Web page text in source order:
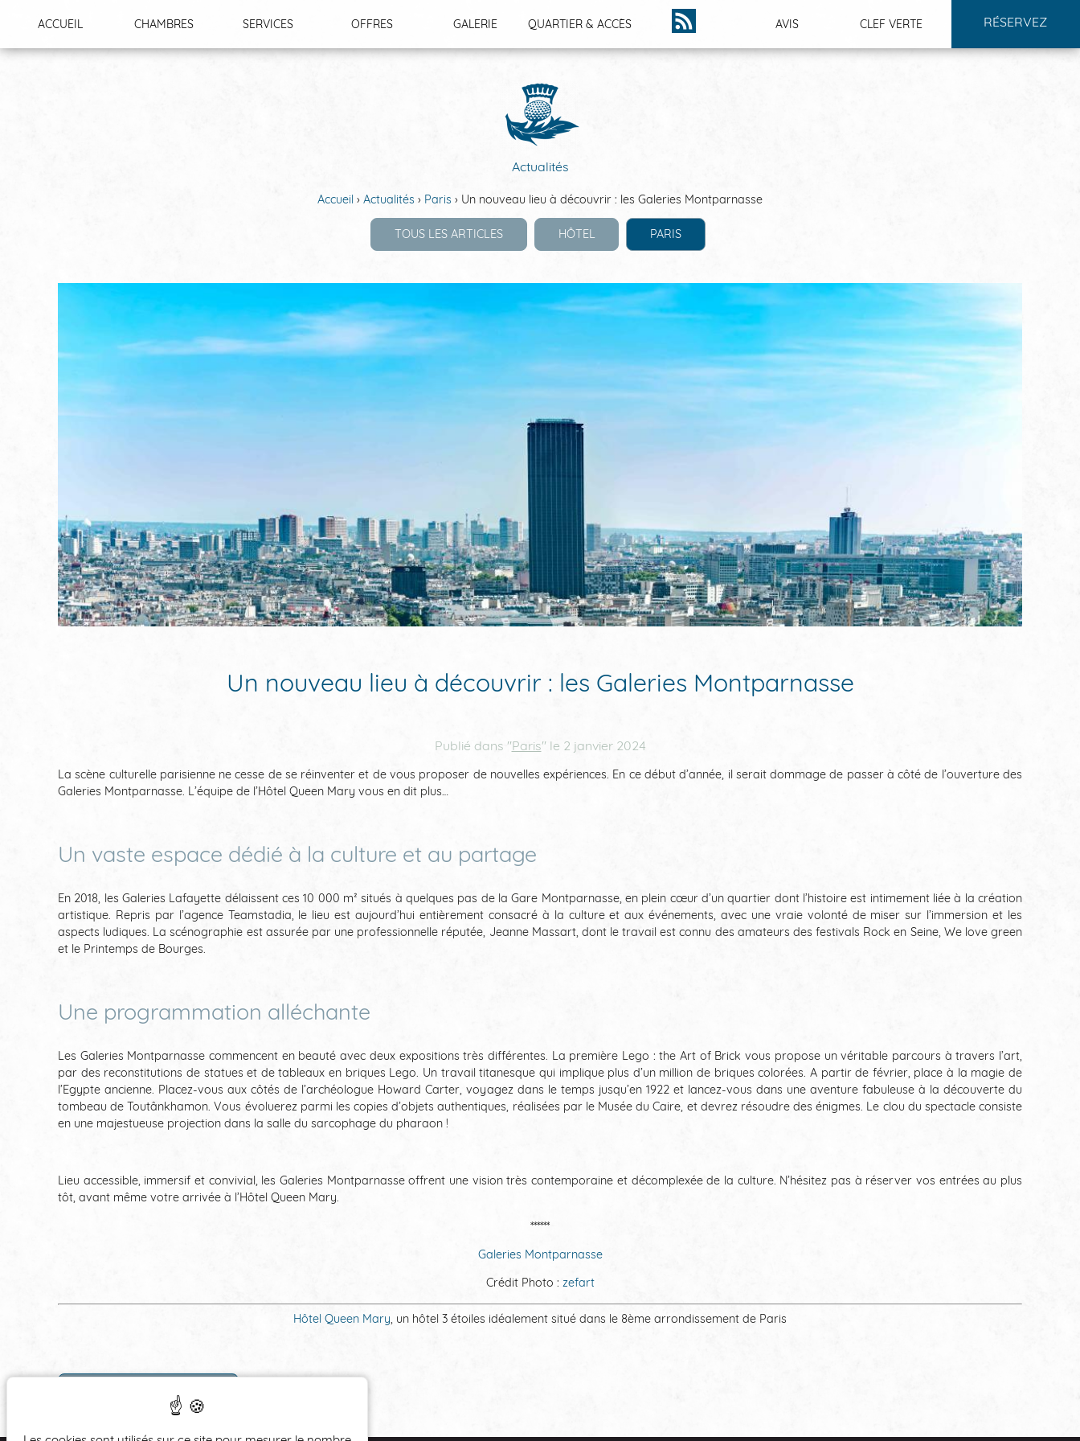
ACCUEIL CHAMBRES SERVICES OFFRES GALERIE QUARTIER & ACCÈS AVIS CLEF VERTE RÉSERVEZ
Actualités
Accueil Actualités Paris Un nouveau lieu à découvrir : les Galeries Montparnasse
TOUS LES ARTICLES HÔTEL PARIS
Un nouveau lieu à découvrir : les Galeries Montparnasse
Publié dans "Paris" le 2 janvier 2024
La scène culturelle parisienne ne cesse de se réinventer et de vous proposer de nouvelles expériences. En ce début d’année, il serait dommage de passer à côté de l’ouverture des
Galeries Montparnasse. L’équipe de l’Hôtel Queen Mary vous en dit plus…
Un vaste espace dédié à la culture et au partage
En 2018, les Galeries Lafayette délaissent ces 10 000 m² situés à quelques pas de la Gare Montparnasse, en plein cœur d’un quartier dont l’histoire est intimement liée à la création
artistique. Repris par l’agence Teamstadia, le lieu est aujourd’hui entièrement consacré à la culture et aux événements, avec une vraie volonté de miser sur l’immersion et les
aspects ludiques. La scénographie est assurée par une professionnelle réputée, Jeanne Massart, dont le travail est connu des amateurs des festivals Rock en Seine, We love green
et le Printemps de Bourges.
Une programmation alléchante
Les Galeries Montparnasse commencent en beauté avec deux expositions très différentes. La première Lego : the Art of Brick vous propose un véritable parcours à travers l’art,
par des reconstitutions de statues et de tableaux en briques Lego. Un travail titanesque qui implique plus d’un million de briques colorées. A partir de février, place à la magie de
l’Egypte ancienne. Placez-vous aux côtés de l’archéologue Howard Carter, voyagez dans le temps jusqu’en 1922 et lancez-vous dans une aventure fabuleuse à la découverte du
tombeau de Toutânkhamon. Vous évoluerez parmi les copies d’objets authentiques, réalisées par le Musée du Caire, et devrez résoudre des énigmes. Le clou du spectacle consiste
en une majestueuse projection dans la salle du sarcophage du pharaon !
Lieu accessible, immersif et convivial, les Galeries Montparnasse offrent une vision très contemporaine et décomplexée de la culture. N’hésitez pas à réserver vos entrées au plus
tôt, avant même votre arrivée à l’Hôtel Queen Mary.
******
Galeries Montparnasse
Crédit Photo : zefart
Hôtel Queen Mary​, un hôtel 3 étoiles idéalement situé dans le 8ème arrondissement de Paris